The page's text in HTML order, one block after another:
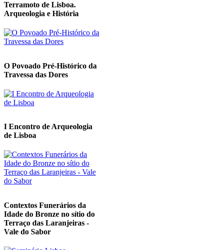
Terramoto de Lisboa.
Arqueologia e História
O Povoado Pré-Histórico da
Travessa das Dores
I Encontro de Arqueologia
de Lisboa
Contextos Funerários da
Idade do Bronze no sítio do
Terraço das Laranjeiras -
Vale do Sabor